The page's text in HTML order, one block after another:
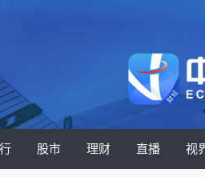
股市 理财 直播 视